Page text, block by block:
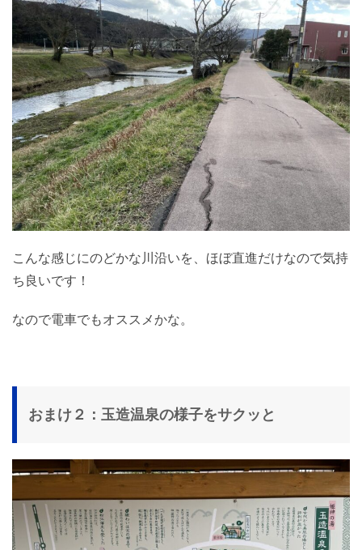
こんな感じにのどかな川沿いを、ほぼ直進だけなので気持
ち良いです！
なので電車でもオススメかな。
おまけ２：玉造温泉の様子をサクッと